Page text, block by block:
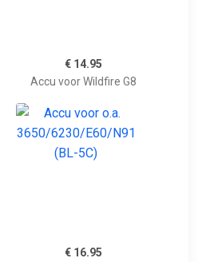
€ 14.95
Accu voor Wildfire G8
€ 16.95